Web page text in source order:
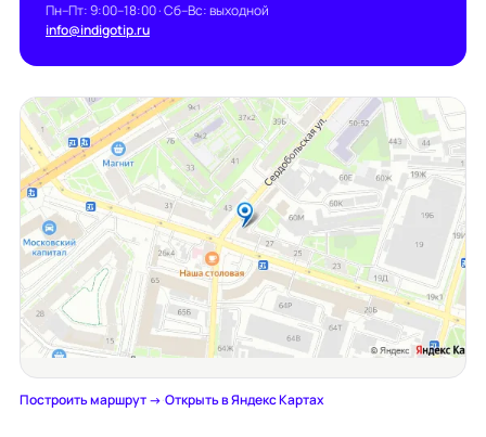
Пн–Пт: 9:00–18:00 · Сб–Вс: выходной
info@indigotip.ru
Построить маршрут →·Открыть в Яндекс Картах